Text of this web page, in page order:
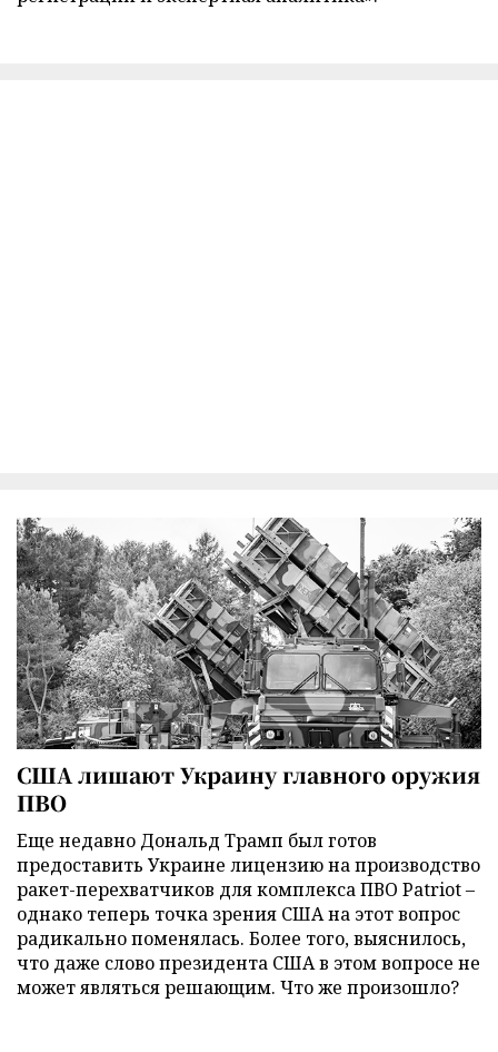
США лишают Украину главного оружия
ПВО
Еще недавно Дональд Трамп был готов
предоставить Украине лицензию на производство
ракет-перехватчиков для комплекса ПВО Patriot –
однако теперь точка зрения США на этот вопрос
радикально поменялась. Более того, выяснилось,
что даже слово президента США в этом вопросе не
может являться решающим. Что же произошло?